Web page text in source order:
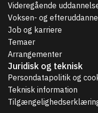
Videregående
Voksen- og
Job og karriere
Temaer
Arrangementer
Juridisk og teknisk
Persondatapolitik og
Teknisk information